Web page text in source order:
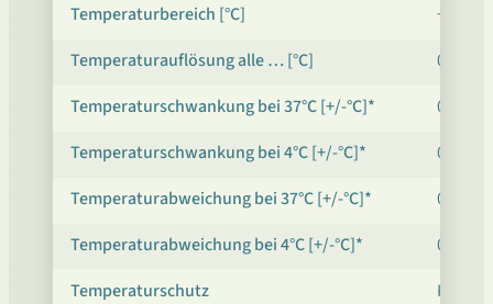
Temperaturbereich [°C]
Temperaturauflösung alle … [°C]
0,1
Temperaturschwankung bei 37°C [+/-°C]*
0,3
Temperaturschwankung bei 4°C [+/-°C]*
0,4
Temperaturabweichung bei 37°C [+/-°C]*
0,6
Temperaturabweichung bei 4°C [+/-°C]*
0,7
Temperaturschutz
Klasse